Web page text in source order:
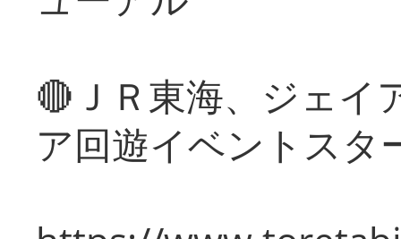
🔴ＪＲ東海、ジェイ
ア回遊イベントスタ